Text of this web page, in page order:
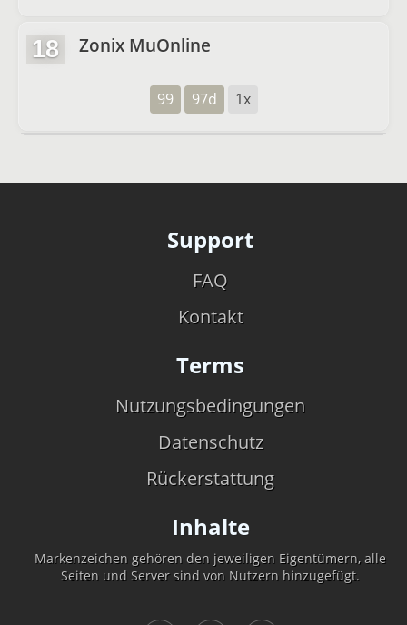
18 Zonix MuOnline
99 97d 1x
Support
FAQ
Kontakt
Terms
Nutzungsbedingungen
Datenschutz
Rückerstattung
Inhalte
Markenzeichen gehören den jeweiligen Eigentümern, alle
Seiten und Server sind von Nutzern hinzugefügt.